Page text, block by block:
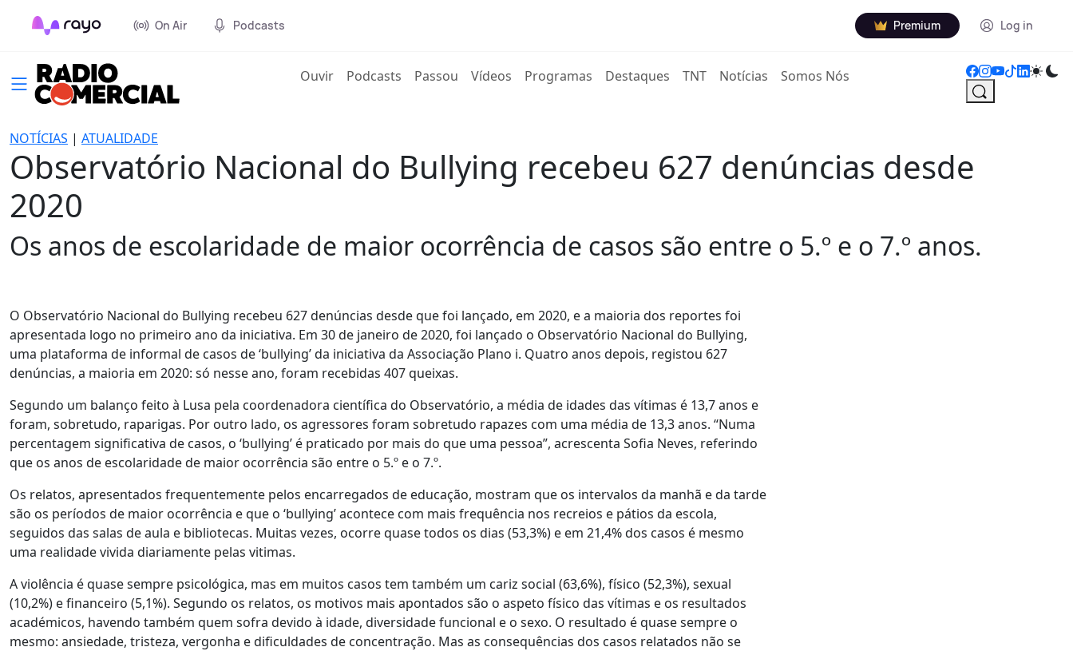
On Air Podcasts Premium Log in
Ouvir(current)
Podcasts Passou Vídeos Programas Destaques TNT Notícias Somos Nós
NOTÍCIAS | ATUALIDADE
Observatório Nacional do Bullying recebeu 627 denúncias desde
2020
Os anos de escolaridade de maior ocorrência de casos são entre o 5.º e o 7.º anos.
O Observatório Nacional do Bullying recebeu 627 denúncias desde que foi lançado, em 2020, e a maioria dos reportes foi
apresentada logo no primeiro ano da iniciativa. Em 30 de janeiro de 2020, foi lançado o Observatório Nacional do Bullying,
uma plataforma de informal de casos de ‘bullying’ da iniciativa da Associação Plano i. Quatro anos depois, registou 627
denúncias, a maioria em 2020: só nesse ano, foram recebidas 407 queixas.
Segundo um balanço feito à Lusa pela coordenadora científica do Observatório, a média de idades das vítimas é 13,7 anos e
foram, sobretudo, raparigas. Por outro lado, os agressores foram sobretudo rapazes com uma média de 13,3 anos. “Numa
percentagem significativa de casos, o ‘bullying’ é praticado por mais do que uma pessoa”, acrescenta Sofia Neves, referindo
que os anos de escolaridade de maior ocorrência são entre o 5.º e o 7.º.
Os relatos, apresentados frequentemente pelos encarregados de educação, mostram que os intervalos da manhã e da tarde
são os períodos de maior ocorrência e que o ‘bullying’ acontece com mais frequência nos recreios e pátios da escola,
seguidos das salas de aula e bibliotecas. Muitas vezes, ocorre quase todos os dias (53,3%) e em 21,4% dos casos é mesmo
uma realidade vivida diariamente pelas vitimas.
A violência é quase sempre psicológica, mas em muitos casos tem também um cariz social (63,6%), físico (52,3%), sexual
(10,2%) e financeiro (5,1%). Segundo os relatos, os motivos mais apontados são o aspeto físico das vítimas e os resultados
académicos, havendo também quem sofra devido à idade, diversidade funcional e o sexo. O resultado é quase sempre o
mesmo: ansiedade, tristeza, vergonha e dificuldades de concentração. Mas as consequências dos casos relatados não se